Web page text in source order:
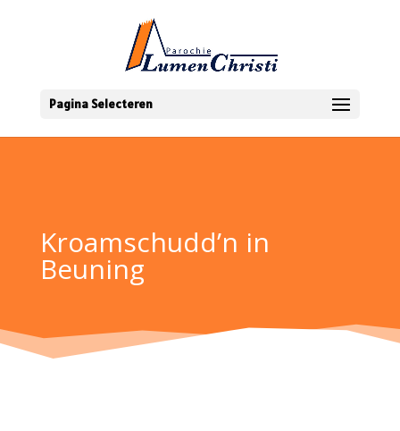
Pagina Selecteren
Kroamschudd’n in
Beuning